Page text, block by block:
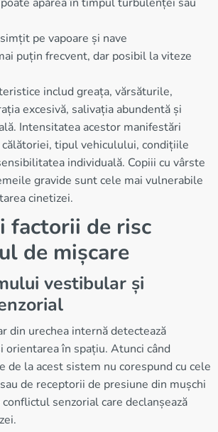
pe vapoare și nave
puțin frecvent, dar posibil la viteze
includ greața, vărsăturile,
excesivă, salivația abundentă și
Intensitatea acestor manifestări
tipul vehiculului, condițiile
individuală. Copiii cu vârste
gravide sunt cele mai vulnerabile
cinetizei.
factorii de risc
de mișcare
vestibular și
din urechea internă detectează
orientarea în spațiu. Atunci când
la acest sistem nu corespund cu cele
de receptorii de presiune din mușchi
senzorial care declanșează